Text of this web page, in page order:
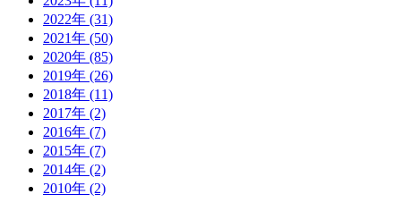
2022年 (31)
2021年 (50)
2020年 (85)
2019年 (26)
2018年 (11)
2017年 (2)
2016年 (7)
2015年 (7)
2014年 (2)
2010年 (2)